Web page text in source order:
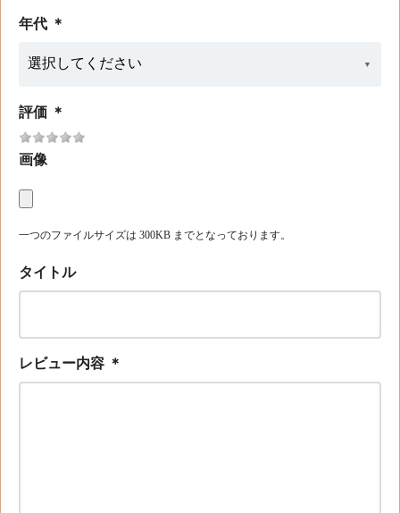
年代 ＊
評価 ＊
画像
一つのファイルサイズは 300KB までとなっております。
タイトル
レビュー内容 ＊